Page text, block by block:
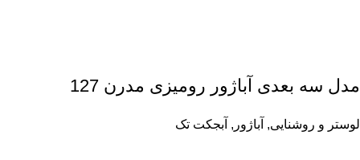
مدل سه بعدی آباژور رومیزی مدرن 127
لوستر و روشنایی, آباژور , آبجکت تک